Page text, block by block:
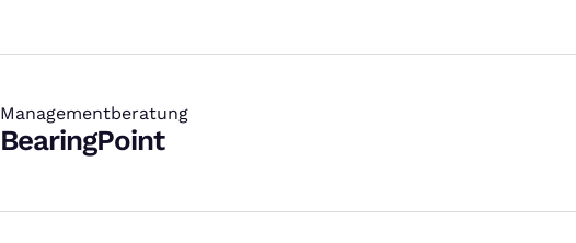
Managementberatung
:
BearingPoint